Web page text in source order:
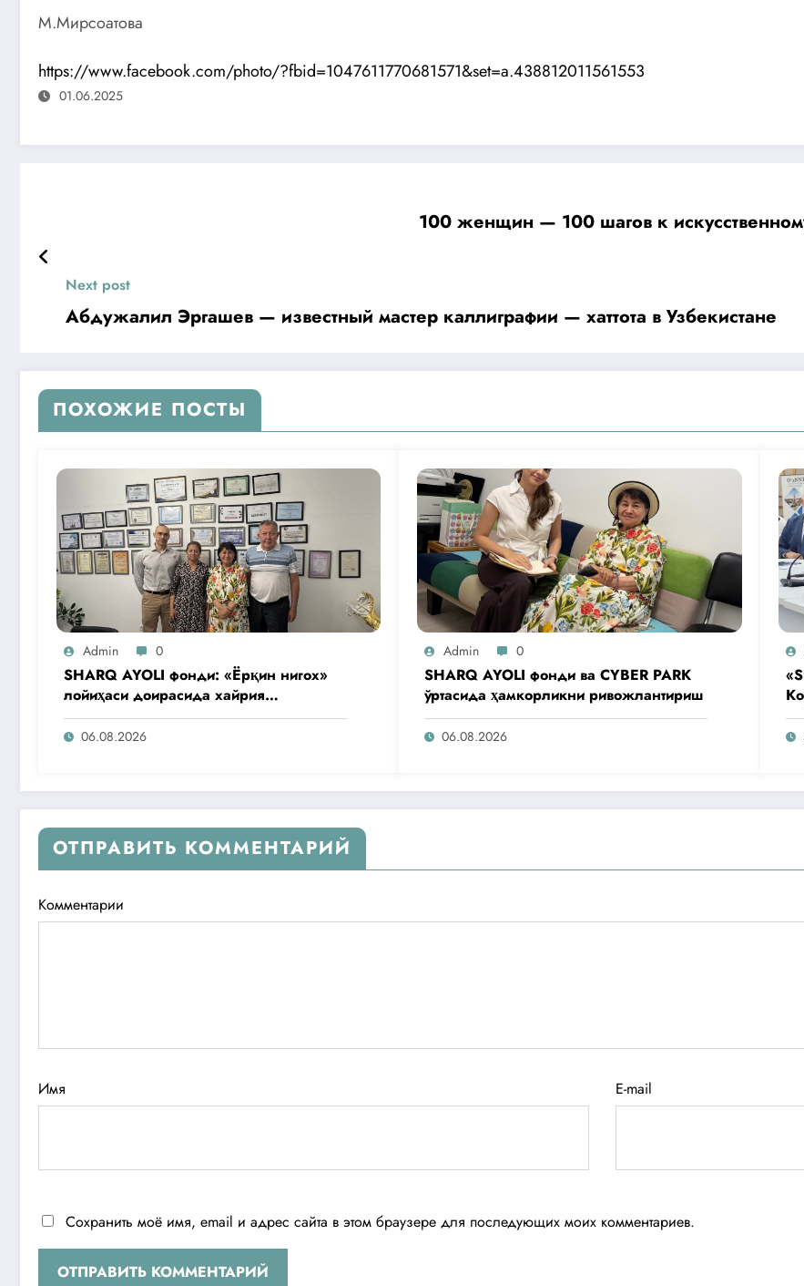
М.Мирсоатова
https://www.facebook.com/photo/?fbid=1047611770681571&set=a.438812011561553
01.06.2025
100 женщин — 100 шагов к
Next post
Абдужалил Эргашев — известный мастер каллиграфии — хаттота в Узбекистане
ПОХОЖИЕ ПОСТЫ
Admin 0
SHARQ AYOLI фонди: «Ёрқин нигох»
лойиҳаси доирасида хайрия
операциялари ўтказилади
06.08.2026
Admin 0
SHARQ AYOLI фонди ва CYBER PARK
ўртасида ҳамкорликни ривожлантириш
06.08.2026
ОТПРАВИТЬ КОММЕНТАРИЙ
Комментарии
Имя E-mail
Сохранить моё имя, email и адрес сайта в этом браузере для последующих моих комментариев.